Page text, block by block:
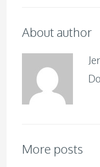
About author
More posts